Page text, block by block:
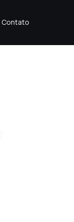
Contato